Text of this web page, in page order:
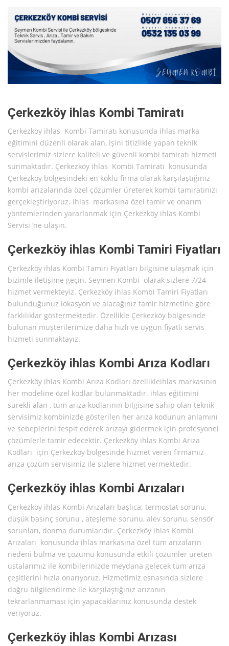
Çerkezköy ihlas Kombi Tamiratı
Çerkezköy ihlas Kombi Tamiratı konusunda ihlas marka
eğitimini düzenli olarak alan, işini titizlikle yapan teknik
servislerimiz sizlere kaliteli ve güvenli kombi tamiratı hizmeti
sunmaktadır. Çerkezköy ihlas Kombi Tamiratı konusunda
Çerkezköy bölgesindeki en köklü firma olarak karşılaştığınız
kombi arızalarında özel çözümler üreterek kombi tamiratınızı
gerçekleştiriyoruz. ihlas markasına özel tamir ve onarım
yöntemlerinden yararlanmak için Çerkezköy ihlas Kombi
Servisi ‘ne ulaşın.
Çerkezköy ihlas Kombi Tamiri Fiyatları
Çerkezköy ihlas Kombi Tamiri Fiyatları bilgisine ulaşmak için
bizimle iletişime geçin. Seymen Kombi olarak sizlere 7/24
hizmet vermekteyiz. Çerkezköy ihlas Kombi Tamiri Fiyatları
bulunduğunuz lokasyon ve alacağınız tamir hizmetine göre
farklılıklar göstermektedir. Özellikle Çerkezköy bölgesinde
bulunan müşterilerimize daha hızlı ve uygun fiyatlı servis
hizmeti sunmaktayız.
Çerkezköy ihlas Kombi Arıza Kodları
Çerkezköy ihlas Kombi Arıza Kodları özellikleihlas markasının
her modeline özel kodlar bulunmaktadır. ihlas eğitimini
sürekli alan , tüm arıza kodlarının bilgisine sahip olan teknik
servisimiz kombinizde gösterilen her arıza kodunun anlamını
ve sebeplerini tespit ederek arızayı gidermek için profesyonel
çözümlerle tamir edecektir. Çerkezköy ihlas Kombi Arıza
Kodları için Çerkezköy bölgesinde hizmet veren firmamız
arıza çözüm servisimiz ile sizlere hizmet vermektedir.
Çerkezköy ihlas Kombi Arızaları
Çerkezköy ihlas Kombi Arızaları başlıca; termostat sorunu,
düşük basınç sorunu , ateşleme sorunu, alev sorunu, sensör
sorunları, donma durumlarıdır. Çerkezköy ihlas Kombi
Arızaları konusunda ihlas markasına özel tüm arızaların
nedeni bulma ve çözümü konusunda etkili çözümler üreten
ustalarımız ile kombilerinizde meydana gelecek tüm arıza
çeşitlerini hızla onarıyoruz. Hizmetimiz esnasında sizlere
doğru bilgilendirme ile karşılaştığınız arızanın
tekrarlanmaması için yapacaklarınız konusunda destek
veriyoruz.
Çerkezköy ihlas Kombi Arızası